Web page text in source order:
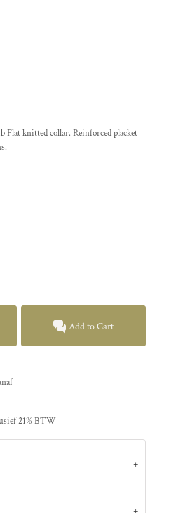
Flat knitted collar. Reinforced placket
Add to Cart
21% BTW